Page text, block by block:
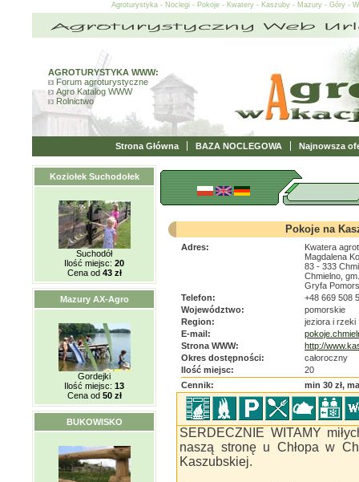
Agroturystyka - Noclegi - Pokoje - Kwatery - Kaszuby - Mazury - Góry -
AGROTURYSTYKA WWW:
Forum agroturystyczne
Agro Katalog WWW
Rolnictwo
Strona Główna BAZA NOCLEGOWA Najnowsza
Koziołek Suchodołek
Suchodół
Ilość miejsc: 20
Cena od 43 zł
Mazury AX-Agro
Gordejki
Ilość miejsc: 13
Cena od 50 zł
BUKOWISKO
Pokoje na
Adres:
Kwatera
Magdalena
83 - 333
Chmielno,
Gryfa
Telefon:
+48 669 508
Województwo:
pomorskie
Region:
jeziora i rzeki
E-mail:
Strona WWW:
http://
Okres dostępności:
całoroczny
Ilość miejsc:
20
Cennik:
min 30 zł,
SERDECZNIE WITAMY
naszą stronę u Chłopa w
Kaszubskiej.